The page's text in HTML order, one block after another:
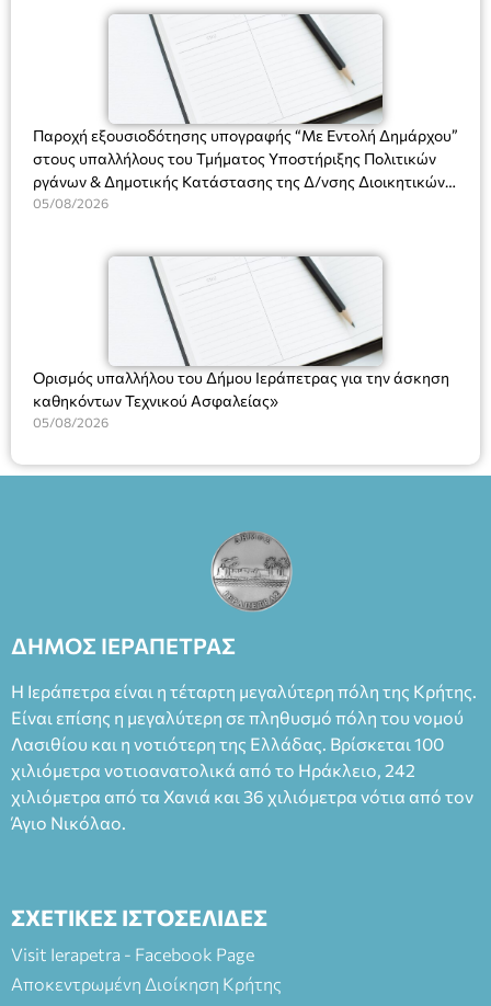
Πλαστήρα), E&G Mini market (Δημοκρατίας 39 Ιεράπετρα)
και στο more.com Χώρος: 3ο Γυμνάσιο Ιεράπετρας
(Είσοδος ΕΠΑ.Λ.) Έναρξη 21:15 Οργάνωση: ΚΝΩΣΟΣ
ΘΕΑΤΡΙΚΕΣ ΠΑΡΑΓΩΓΕΣ ΕΕ
(Ν. 5314/2026).»
Παροχή εξουσιοδότησης υπογραφής “Με Εντολή Δημάρχου”
στους υπαλλήλους του Τμήματος Υποστήριξης Πολιτικών
ργάνων & Δημοτικής Κατάστασης της Δ/νσης Διοικητικών
Υπηρεσιών για αποφάσεις, πιστοποιητικά, πράξεις και
(Ν. 5314/2026).»
05/08/2026
Ορισμός υπαλλήλου του Δήμου Ιεράπετρας για την άσκηση
καθηκόντων Τεχνικού Ασφαλείας»
05/08/2026
ΔΗΜΟΣ ΙΕΡΑΠΕΤΡΑΣ
Η Ιεράπετρα είναι η τέταρτη μεγαλύτερη πόλη της Κρήτης.
Είναι επίσης η μεγαλύτερη σε πληθυσμό πόλη του νομού
Λασιθίου και η νοτιότερη της Ελλάδας. Βρίσκεται 100
χιλιόμετρα νοτιοανατολικά από το Ηράκλειο, 242
χιλιόμετρα από τα Χανιά και 36 χιλιόμετρα νότια από τον
Άγιο Νικόλαο.
ΣΧΕΤΙΚΕΣ ΙΣΤΟΣΕΛΙΔΕΣ
Visit Ierapetra - Facebook Page
Αποκεντρωμένη Διοίκηση Κρήτης